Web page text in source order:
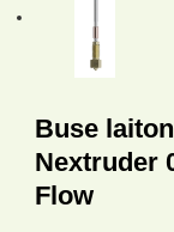
Buse
Nextruder
Flow